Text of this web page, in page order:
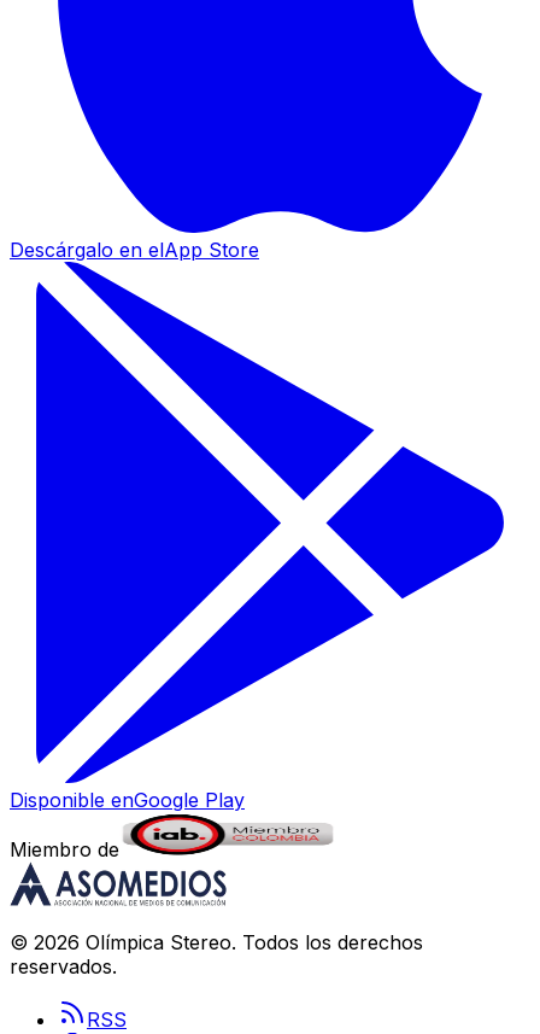
Descárgalo en elApp Store
Disponible enGoogle Play
Miembro de
© 2026 Olímpica Stereo. Todos los derechos
reservados.
RSS